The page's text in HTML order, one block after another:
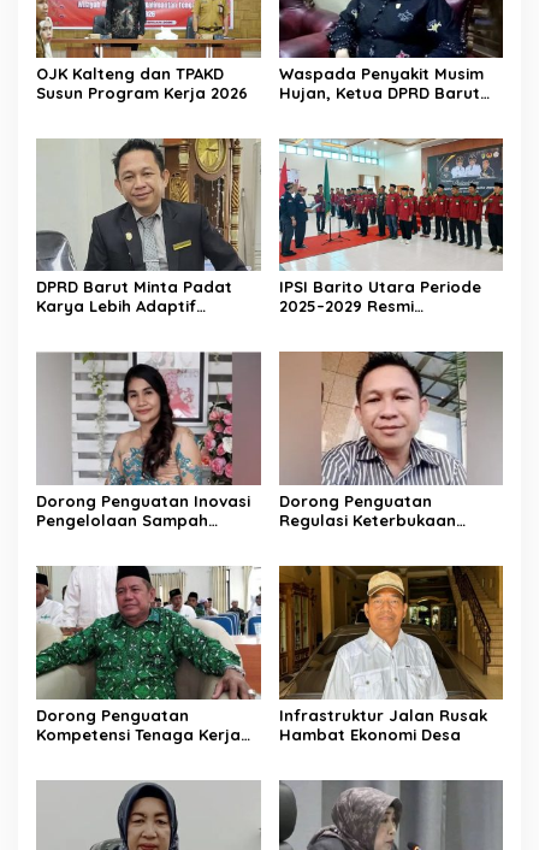
OJK Kalteng dan TPAKD
Susun Program Kerja 2026
Waspada Penyakit Musim
Hujan, Ketua DPRD Barut
DPRD Barut Minta Padat
Karya Lebih Adaptif
IPSI Barito Utara Periode
2025–2029 Resmi
Dorong Penguatan Inovasi
Pengelolaan Sampah
Dorong Penguatan
Regulasi Keterbukaan
Dorong Penguatan
Kompetensi Tenaga Kerja
Infrastruktur Jalan Rusak
Hambat Ekonomi Desa